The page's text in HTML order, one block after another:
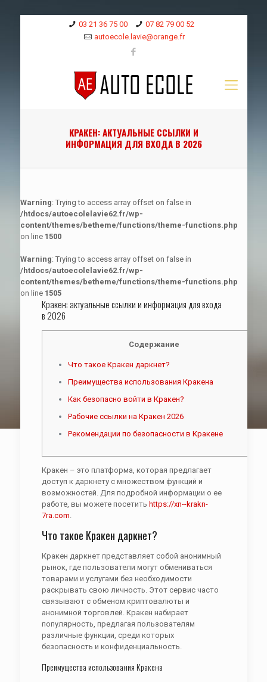
03 21 36 75 00
07 82 79 00 52
autoecole.lavie@orange.fr
КРАКЕН: АКТУАЛЬНЫЕ ССЫЛКИ И
ИНФОРМАЦИЯ ДЛЯ ВХОДА В 2026
Warning: Trying to access array offset on false in
/htdocs/autoecolelavie62.fr/wp-
content/themes/betheme/functions/theme-functions.php
on line 1500
Warning: Trying to access array offset on false in
/htdocs/autoecolelavie62.fr/wp-
content/themes/betheme/functions/theme-functions.php
on line 1505
Кракен: актуальные ссылки и информация для входа
в 2026
Содержание
Что такое Кракен даркнет?
Преимущества использования Кракена
Как безопасно войти в Кракен?
Рабочие ссылки на Кракен 2026
Рекомендации по безопасности в Кракене
Кракен – это платформа, которая предлагает
доступ к даркнету с множеством функций и
возможностей. Для подробной информации о ее
работе, вы можете посетить https://xn--krakn-
7ra.com.
Что такое Кракен даркнет?
Кракен даркнет представляет собой анонимный
рынок, где пользователи могут обмениваться
товарами и услугами без необходимости
раскрывать свою личность. Этот сервис часто
связывают с обменом криптовалюты и
анонимной торговлей. Кракен набирает
популярность, предлагая пользователям
различные функции, среди которых
безопасность и конфиденциальность.
Преимущества использования Кракена